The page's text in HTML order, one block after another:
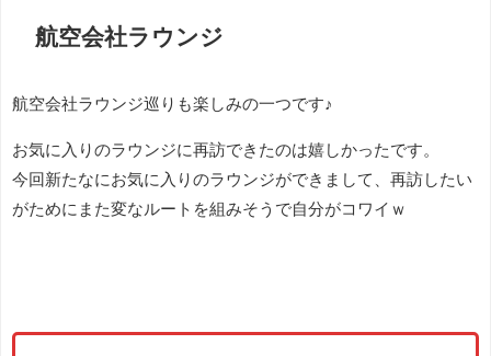
航空会社ラウンジ
航空会社ラウンジ巡りも楽しみの一つです♪
お気に入りのラウンジに再訪できたのは嬉しかったです。
今回新たなにお気に入りのラウンジができまして、再訪したい
がためにまた変なルートを組みそうで自分がコワイｗ